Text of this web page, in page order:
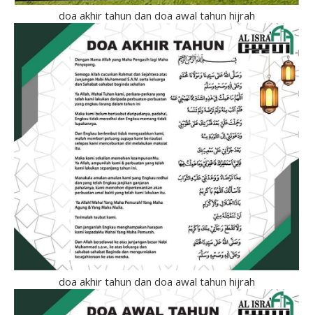
doa akhir tahun dan doa awal tahun hijrah
doa akhir tahun dan doa awal tahun hijrah